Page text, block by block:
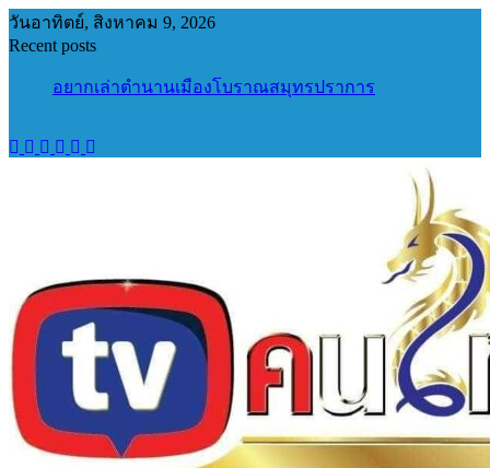
Skip
to
content
วันอาทิตย์, สิงหาคม 9, 2026
Recent posts
อยากเล่าตำนานเมืองโบราณสมุทรปราการ